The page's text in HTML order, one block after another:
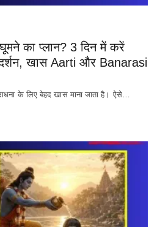
का प्लान? 3 दिन में करें
खास Aarti और Banarasi
के लिए बेहद खास माना जाता है। ऐसे…